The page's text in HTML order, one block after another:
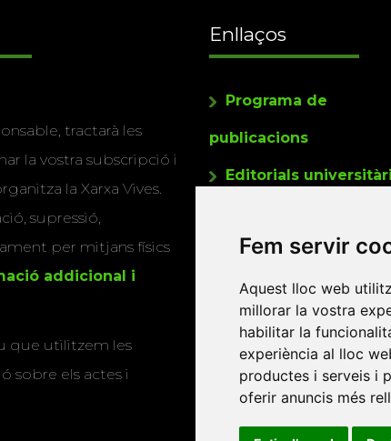
Fem servir
Aquest lloc web
millorar la vostra
habilitar la
experiència al lloc
productes i serveis i
oferir anuncis més
tractarà les
la vostra subscripció i
la Xarxa Vives.
supressió,
per mitjans físics
addicional i
que utilitzem les
sobre els actes i
Enllaços
Programa de
publicacions
Editorials